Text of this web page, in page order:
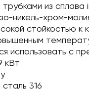
из сплава
никель-хром-
стойкостью к
использовать с
кВт
316